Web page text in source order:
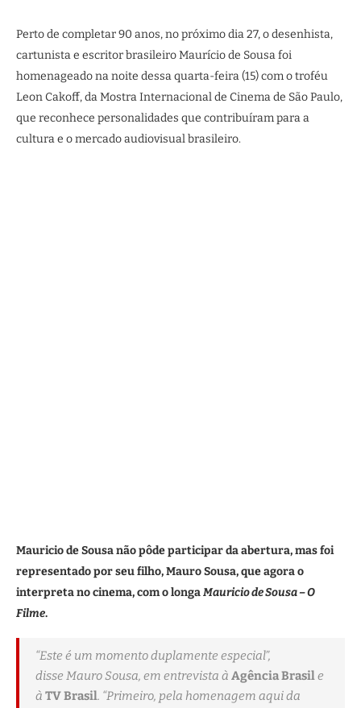
Perto de completar 90 anos, no próximo dia 27, o desenhista,
cartunista e escritor brasileiro Maurício de Sousa foi
homenageado na noite dessa quarta-feira (15) com o troféu
Leon Cakoff, da Mostra Internacional de Cinema de São Paulo,
que reconhece personalidades que contribuíram para a
cultura e o mercado audiovisual brasileiro.
Mauricio de Sousa não pôde participar da abertura, mas foi
representado por seu filho, Mauro Sousa, que agora o
interpreta no cinema, com o longaMauricio de Sousa – O
Filme.
“Este é um momento duplamente especial”,
disse Mauro Sousa, em entrevista à Agência Brasile
à TV Brasil. “Primeiro, pela homenagem aqui da